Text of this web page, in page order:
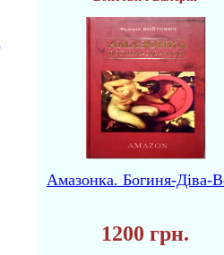
Амазонка. Богиня-Діва-
1200 грн.